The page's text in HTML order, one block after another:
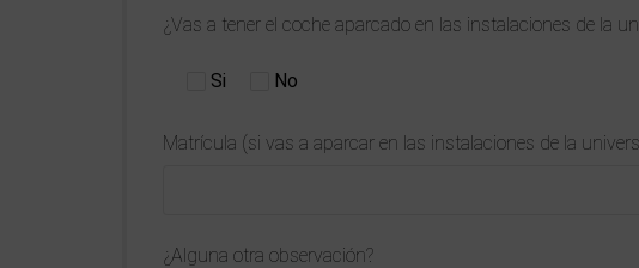
¿Vas a tener el coche aparcado en las instalaciones de la
Si No
Matrícula (si vas a aparcar en las instalaciones de la
¿Alguna otra observación?